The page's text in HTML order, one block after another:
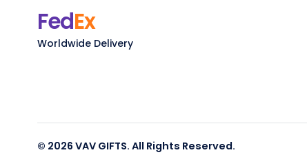
FedEx
Worldwide Delivery
© 2026 VAV GIFTS. All Rights Reserved.